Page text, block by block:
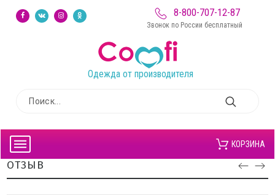
8-800-707-12-87
Звонок по России бесплатный
Одежда от производителя
КОРЗИНА
ОТЗЫВ